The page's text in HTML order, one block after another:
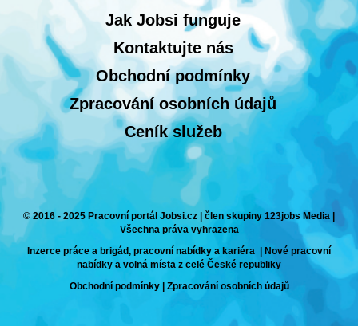
Jak Jobsi funguje
Kontaktujte nás
Obchodní podmínky
Zpracování osobních údajů
Ceník služeb
© 2016 - 2025 Pracovní portál Jobsi.cz | člen skupiny 123jobs Media |
Všechna práva vyhrazena
Inzerce práce a brigád, pracovní nabídky a kariéra | Nové pracovní
nabídky a volná místa z celé České republiky
Obchodní podmínky| Zpracování osobních údajů